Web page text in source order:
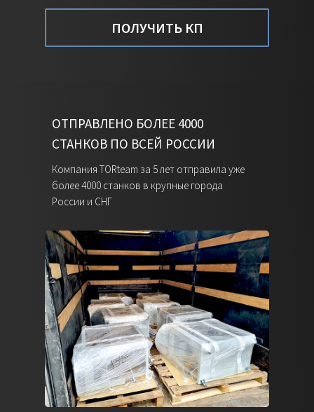
интерактивного управления, позволяющая
за счет обратной связи изменять натяжение
пленки в процессе обмотки.
ПОЛУЧИТЬ КП
ОТПРАВЛЕНО БОЛЕЕ 4000
СТАНКОВ ПО ВСЕЙ РОССИИ
Компания TORteam за 5 лет отправила уже
более 4000 станков в крупные города
России и СНГ